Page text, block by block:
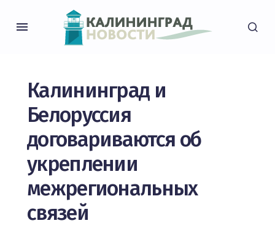
Калининград и
Белоруссия
договариваются об
укреплении
межрегиональных
связей